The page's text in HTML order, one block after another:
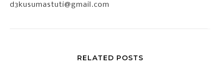
d3kusumastuti@gmail.com
RELATED POSTS